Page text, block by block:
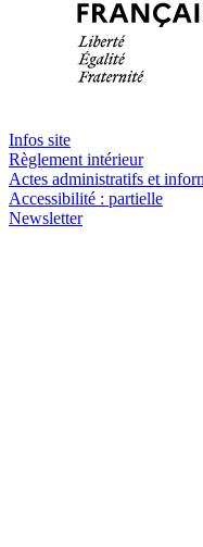
Infos site
Règlement intérieur
Actes administratifs et
Accessibilité : partielle
Newsletter